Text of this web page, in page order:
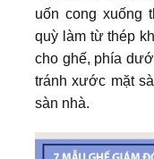
uốn cong xuống
quỳ làm từ thép
cho ghế, phía
tránh xước mặt
sàn nhà.